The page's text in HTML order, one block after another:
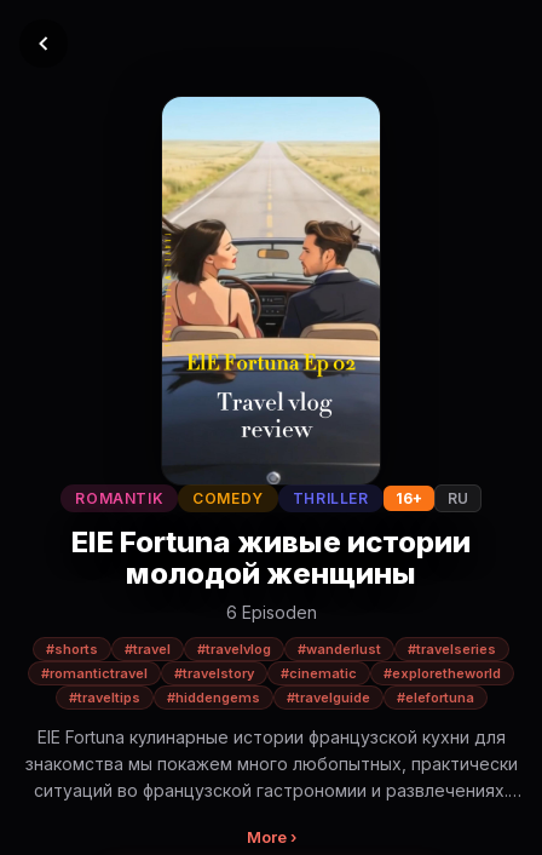
ROMANTIK COMEDY THRILLER 16+ RU
ElE Fortuna живые истории
молодой женщины
6 Episoden
#shorts #travel #travelvlog #wanderlust
#travelseries
#romantictravel
#travelstory #cinematic
#exploretheworld
#traveltips
#hiddengems #travelguide #elefortuna
ElE Fortuna кулинарные истории французской кухни для
знакомства мы покажем много любопытных, практически
ситуаций во французской гастрономии и развлечениях.
путешествие по самым красивым и иногда опасным
More ›